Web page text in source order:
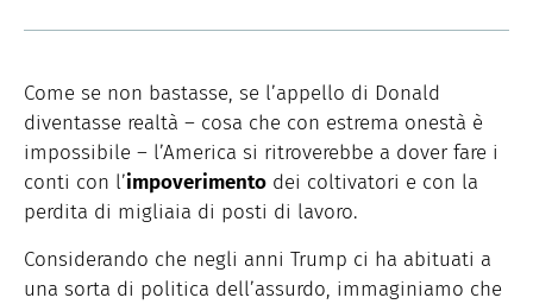
Come se non bastasse, se l’appello di Donald
diventasse realtà – cosa che con estrema onestà è
impossibile – l’America si ritroverebbe a dover fare i
conti con l’impoverimento dei coltivatori e con la
perdita di migliaia di posti di lavoro.
Considerando che negli anni Trump ci ha abituati a
una sorta di politica dell’assurdo, immaginiamo che